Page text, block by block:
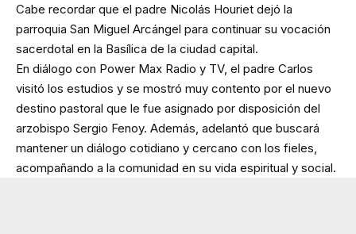
Cabe recordar que el padre Nicolás Houriet dejó la
parroquia San Miguel Arcángel para continuar su vocación
sacerdotal en la Basílica de la ciudad capital.
En diálogo con Power Max Radio y TV, el padre Carlos
visitó los estudios y se mostró muy contento por el nuevo
destino pastoral que le fue asignado por disposición del
arzobispo Sergio Fenoy. Además, adelantó que buscará
mantener un diálogo cotidiano y cercano con los fieles,
acompañando a la comunidad en su vida espiritual y social.